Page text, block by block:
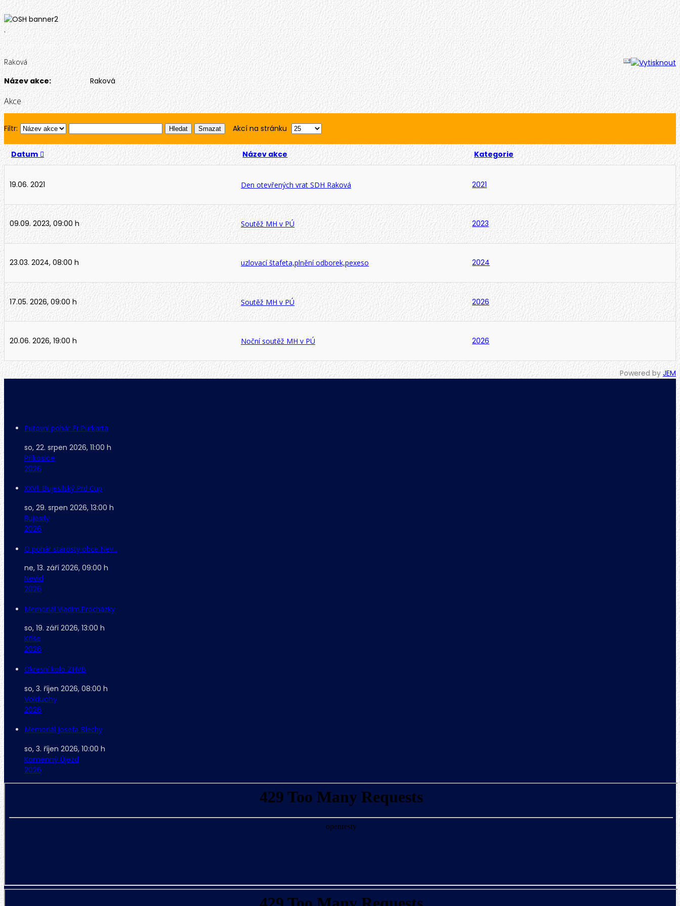
.
Jste zde:
Hlavní -Raková
Raková
Název akce: Raková
Akce
Filtr: Hledat Smazat Akcí na stránku
Datum Název akce Kategorie
19.06. 2021 Den otevřených vrat SDH Raková 2021
09.09. 2023,09:00 h Soutěž MH v PÚ 2023
23.03. 2024, 08:00 h uzlovací štafeta,plnění odborek,pexeso 2024
17.05. 2026, 09:00 h Soutěž MH v PÚ 2026
20.06. 2026, 19:00 h Noční soutěž MH v PÚ 2026
Powered by JEM
Putovní pohár Fr.Purkarta
so, 22. srpen 2026, 11:00 h
Příkosice
2026
XXVI. Bujesilský Prd Cup
so, 29. srpen 2026, 13:00 h
Bujesily
2026
O pohár starosty obce Nev...
ne, 13. září 2026, 09:00 h
Nevid
2026
Memoriál Vladim.Procházky
so, 19. září 2026, 13:00 h
Kříše
2026
Okresní kolo ZHVB
so, 3. říjen 2026, 08:00 h
Volduchy
2026
Memoriál Josefa Blechy
so, 3. říjen 2026, 10:00 h
Kamenný Újezd
2026